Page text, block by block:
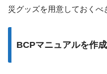
災グッズを用意しておくべ
BCPマニュアルを作